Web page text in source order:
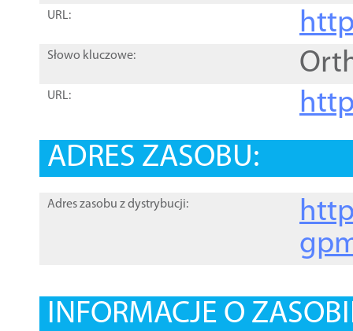
URL:
Słowo kluczowe:
URL:
ADRES ZASOBU:
Adres zasobu z dystrybucji:
INFORMACJE O